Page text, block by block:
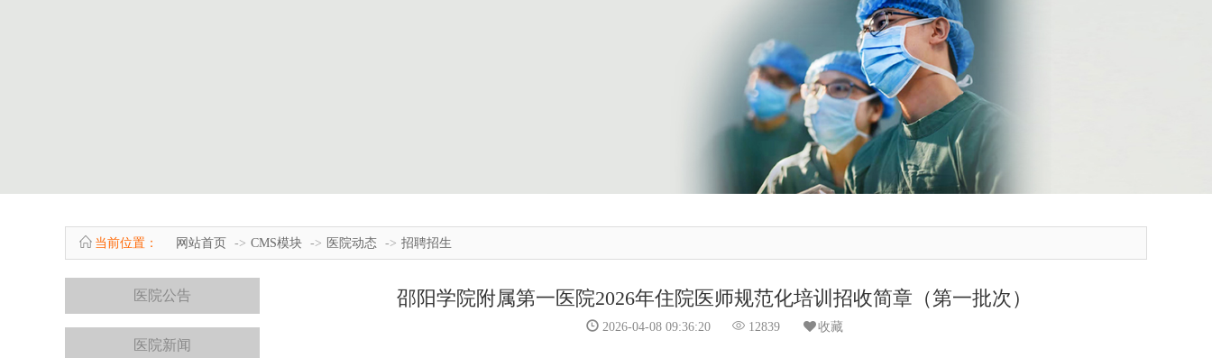
当前位置： 网站首页 CMS模块 医院动态 招聘招生
医院公告
医院新闻
邵阳学院附属第一医院2026年住院医师规范化培训招收简章（第一批次）
2026-04-08 09:36:20 12839 收藏